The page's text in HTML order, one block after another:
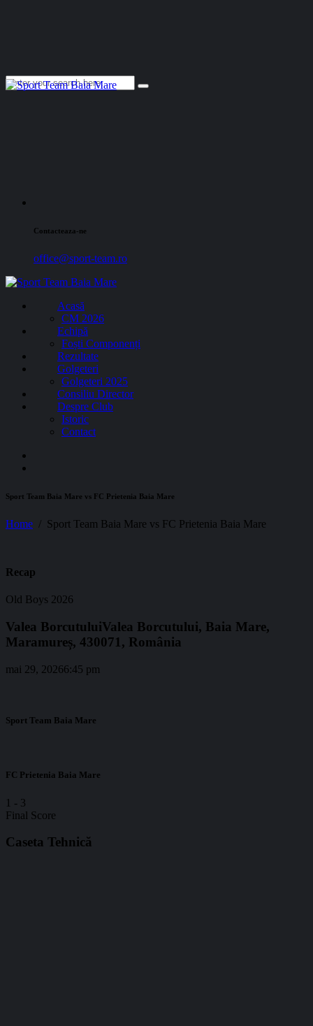
Contacteaza-ne
office@sport-team.ro
Acasă
CM 2026
Echipă
Foști Componenți
Rezultate
Golgeteri
Golgeteri 2025
Consiliu Director
Despre Club
Istoric
Contact
Sport Team Baia Mare vs FC Prietenia Baia Mare
Home Sport Team Baia Mare vs FC Prietenia Baia Mare
Recap
Old Boys 2026
Valea BorcutuluiValea Borcutului, Baia Mare,
Maramureș, 430071, România
mai 29, 20266:45 pm
Sport Team Baia Mare
FC Prietenia Baia Mare
1 - 3
Final Score
Caseta Tehnică